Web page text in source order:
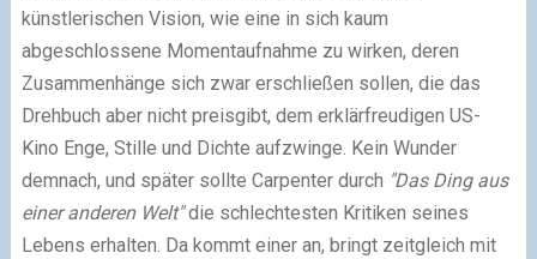
künstlerischen Vision, wie eine in sich kaum
abgeschlossene Momentaufnahme zu wirken, deren
Zusammenhänge sich zwar erschließen sollen, die das
Drehbuch aber nicht preisgibt, dem erklärfreudigen US-
Kino Enge, Stille und Dichte aufzwinge. Kein Wunder
demnach, und später sollte Carpenter durch "Das Ding aus
einer anderen Welt"die schlechtesten Kritiken seines
Lebens erhalten. Da kommt einer an, bringt zeitgleich mit